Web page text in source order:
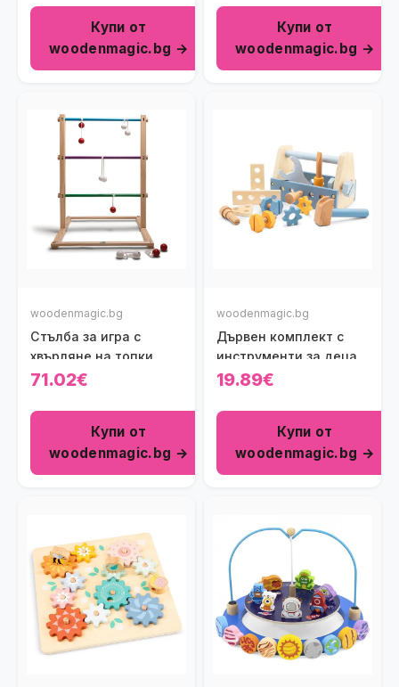
Купи от
woodenmagic.bg →
Купи от
woodenmagic.bg →
woodenmagic.bg
Стълба за игра с
хвърляне на топки
71.02€
Купи от
woodenmagic.bg →
woodenmagic.bg
Дървен комплект с
инструменти за деца
19.89€
Купи от
woodenmagic.bg →